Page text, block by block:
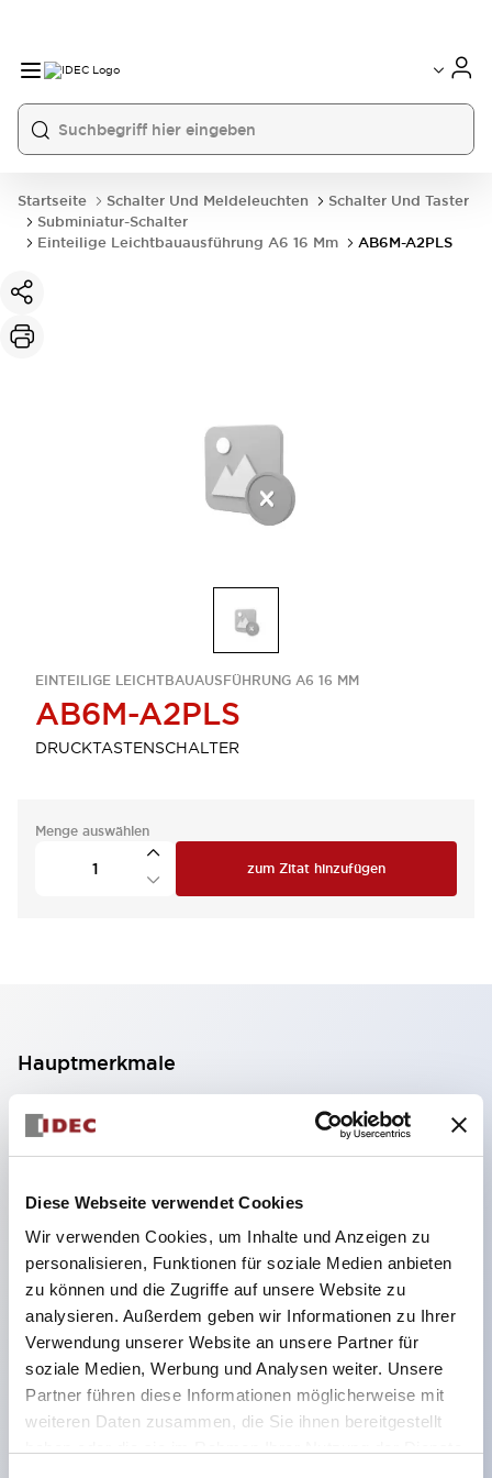
Diese Webseite verwendet Cookies
Wir verwenden Cookies, um Inhalte und Anzeigen zu
personalisieren, Funktionen für soziale Medien anbieten
zu können und die Zugriffe auf unsere Website zu
analysieren. Außerdem geben wir Informationen zu Ihrer
Verwendung unserer Website an unsere Partner für
soziale Medien, Werbung und Analysen weiter. Unsere
Partner führen diese Informationen möglicherweise mit
weiteren Daten zusammen, die Sie ihnen bereitgestellt
Startseite Schalter Und Meldeleuchten
Schalter Und Taster
Subminiatur-Schalter
Einteilige Leichtbauausführung A6 16 Mm
AB6M-A2PLS
EINTEILIGE LEICHTBAUAUSFÜHRUNG A6 16 MM
AB6M-A2PLS
DRUCKTASTENSCHALTER
Menge auswählen
zum Zitat hinzufügen
Hauptmerkmale
Geeignet für ein breites Anwendungsspektrum
von der Konsumelektronik bis zum FA-Bereich
Schutzarten IP40 und IP65 vollständig verfügbar
(IEC 60529)
UL- und CSA-zertifiziert. Entspricht EN (Europa)
Normen. CCC-zertifiziert (außer Anzeigeleuchten).
Mit speziellem Zubehör leicht auf Φ22 Flash-
Silhouette umstellbar